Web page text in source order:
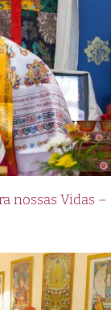
nossas Vidas –